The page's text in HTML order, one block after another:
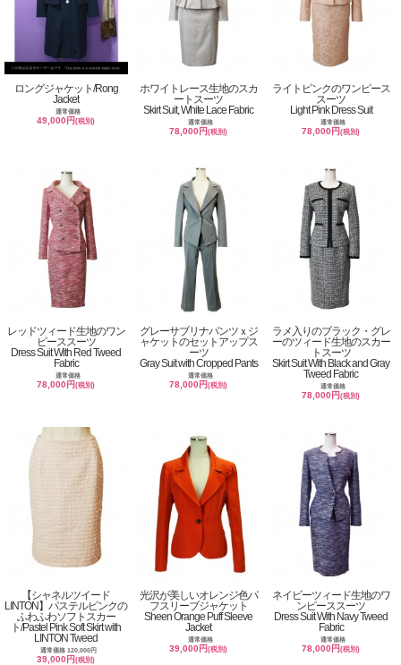
ロングジャケット/Rong
Jacket
通常価格
49,000円(税別)
ホワイトレース生地のスカ
ートスーツ
Skirt Suit, White Lace Fabric
通常価格
78,000円(税別)
ライトピンクのワンピース
スーツ
Light Pink Dress Suit
通常価格
78,000円(税別)
レッドツィード生地のワン
ピーススーツ
Dress Suit With Red Tweed
Fabric
通常価格
78,000円(税別)
グレーサブリナパンツｘジ
ャケットのセットアップス
ーツ
Gray Suit with Cropped Pants
通常価格
78,000円(税別)
ラメ入りのブラック・グレ
ーのツィード生地のスカー
トスーツ
Skirt Suit With Black and Gray
Tweed Fabric
通常価格
78,000円(税別)
【シャネルツイード
LINTON】パステルピンクの
ふわふわソフトスカー
ト/Pastel Pink Soft Skirt with
LINTON Tweed
通常価格 120,000円
39,000円(税別)
光沢が美しいオレンジ色パ
フスリーブジャケット
Sheen Orange Puff Sleeve
Jacket
通常価格
39,000円(税別)
ネイビーツィード生地のワ
ンピーススーツ
Dress Suit With Navy Tweed
Fabric
通常価格
78,000円(税別)